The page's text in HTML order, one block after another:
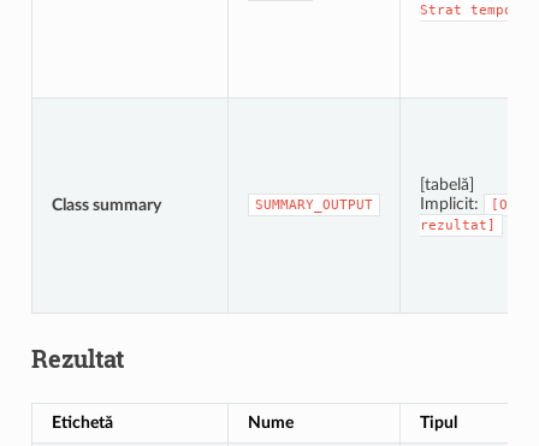
Strat
Class summary SUMMARY_OUTPUT
[tabelă]
Implicit:
rezultat]
Rezultat
Etichetă Nume Tipul